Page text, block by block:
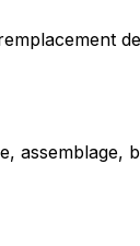
assemblage,